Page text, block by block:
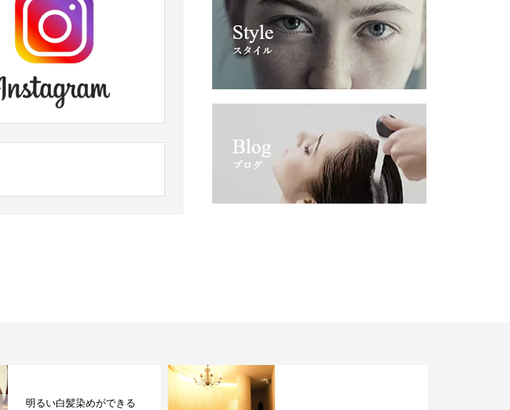
明るい白髪染めができる